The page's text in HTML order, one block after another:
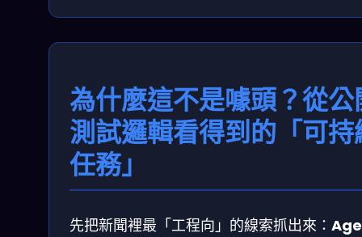
為什麼這不是噱頭？從公
測試邏輯看得到的「可持
任務」
先把新聞裡最「工程向」的線索抓出來：